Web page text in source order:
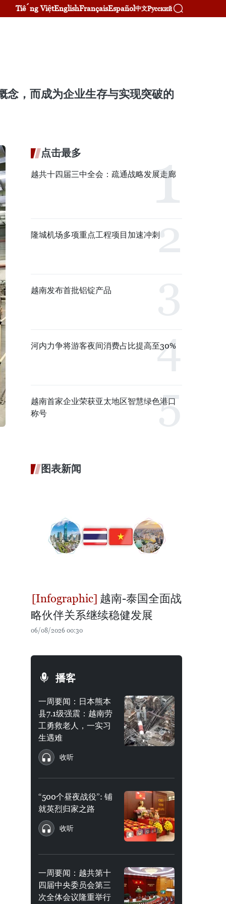
Tiếng ViệtEnglishFrançaisEspañol中文Русский
念，而成为企业生存与实现突破的
点击最多
越共十四届三中全会：疏通战略发展走廊
隆城机场多项重点工程项目加速冲刺
越南发布首批铝锭产品
河内力争将游客夜间消费占比提高至30%
越南首家企业荣获亚太地区智慧绿色港口
称号
图表新闻
越南-泰国全面战
略伙伴关系继续稳健发展
06/08/2026 00:30
播客
一周要闻：日本熊本
县7.1级强震：越南劳
工勇救老人，一实习
生遇难
收听
“500个昼夜战役”: 铺
就英烈归家之路
收听
一周要闻：越共第十
四届中央委员会第三
次全体会议隆重举行